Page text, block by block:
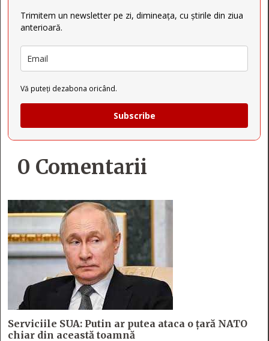
Trimitem un newsletter pe zi, dimineața, cu știrile din ziua
anterioară.
Vă puteți dezabona oricând.
Subscribe
0 Comentarii
Serviciile SUA: Putin ar putea ataca o țară NATO
chiar din această toamnă